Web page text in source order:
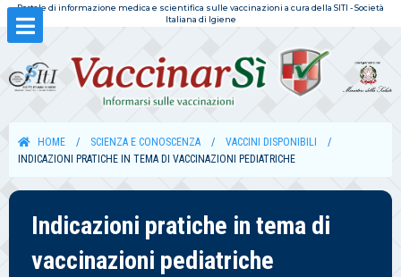
Portale di informazione medica e scientifica sulle vaccinazioni a cura della SITI - Società
Italiana di Igiene
HOME SCIENZA E CONOSCENZA
VACCINI DISPONIBILI
INDICAZIONI PRATICHE IN TEMA DI VACCINAZIONI PEDIATRICHE
Indicazioni pratiche in tema di
vaccinazioni pediatriche